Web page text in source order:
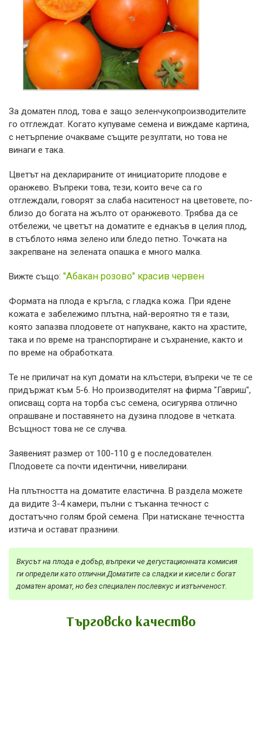
За доматен плод, това е защо зеленчукопроизводителите
го отглеждат. Когато купуваме семена и виждаме картина,
с нетърпение очакваме същите резултати, но това не
винаги е така.
Цветът на декларираните от инициаторите плодове е
оранжево. Въпреки това, тези, които вече са го
отглеждали, говорят за слаба наситеност на цветовете, по-
близо до богата на жълто от оранжевото. Трябва да се
отбележи, че цветът на доматите е еднакъв в целия плод,
в стъблото няма зелено или бледо петно. Точката на
закрепване на зелената опашка е много малка.
Вижте също: "Абакан розово" красив червен
Формата на плода е кръгла, с гладка кожа. При ядене
кожата е забележимо плътна, най-вероятно тя е тази,
която запазва плодовете от напукване, както на храстите,
така и по време на транспортиране и съхранение, както и
по време на обработката.
Те не приличат на куп домати на клъстери, въпреки че те се
придържат към 5-6. Но производителят на фирма "Гавриш",
описващ сорта на торба със семена, осигурява отлично
опрашване и поставянето на дузина плодове в четката.
Всъщност това не се случва.
Заявеният размер от 100-110 g е последователен.
Плодовете са почти идентични, нивелирани.
На плътността на доматите еластична. В раздела можете
да видите 3-4 камери, пълни с тъканна течност с
достатъчно голям брой семена. При натискане течността
изтича и остават празнини.
Вкусът на плода е добър, въпреки че дегустационната комисия
ги определи като отлични.Доматите са сладки и кисели с богат
доматен аромат, но без специален послевкус и изтънченост.
Търговско качество